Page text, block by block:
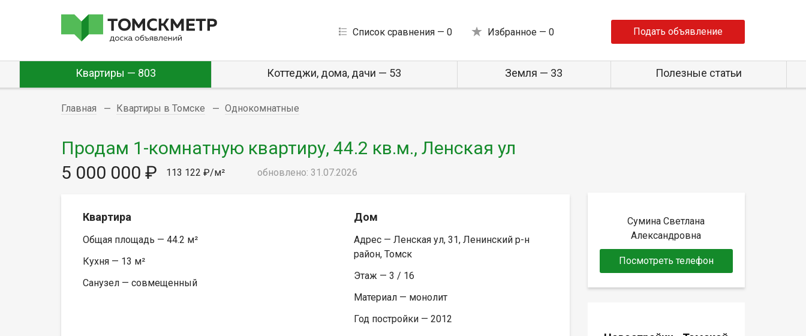
Список сравнения — 0 Избранное — 0 Подать объявление
Квартиры — 803 Коттеджи, дома, дачи — 53 Земля — 33 Полезные статьи
Главная Квартиры в Томске Однокомнатные
Продам 1-комнатную квартиру, 44.2 кв.м., Ленская ул
5 000 000 ₽
113 122 ₽/м² обновлено: 31.07.2026
Квартира
Общая площадь — 44.2 м²
Кухня — 13 м²
Санузел — совмещенный
Дом
Адрес — Ленская ул, 31, Ленинский р-н
район, Томск
Этаж — 3 / 16
Материал — монолит
Год постройки — 2012
Сумина Светлана
Александровна
Посмотреть телефон